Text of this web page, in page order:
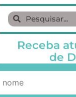
Receba
de